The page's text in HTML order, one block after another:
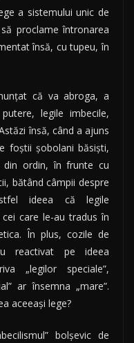
a sistemului unic de
proclame întronarea
însă, cu tupeu, în
că va abroga, a
legile imbecile,
însă, când a ajuns
foştii şobolani băsişti,
ordin, în frunte cu
bătând câmpii despre
ideea că legile
care le-au tradus în
În plus, cozile de
reactivat pe ideea
„legilor speciale”,
ar însemna „mare”.
aceeaşi lege?
bolşevic de